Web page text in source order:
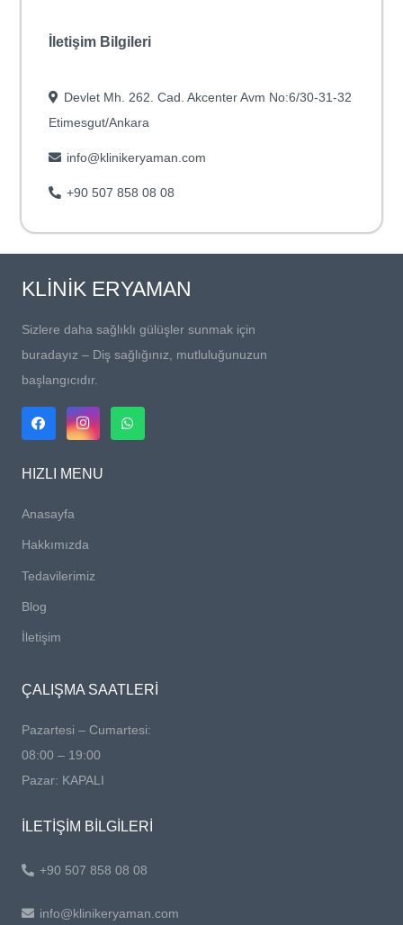
İletişim Bilgileri
Devlet Mh. 262. Cad. Akcenter Avm No:6/30-31-32
Etimesgut/Ankara
info@klinikeryaman.com
+90 507 858 08 08
KLİNİK ERYAMAN
Sizlere daha sağlıklı gülüşler sunmak için
buradayız – Diş sağlığınız, mutluluğunuzun
başlangıcıdır.
HIZLI MENU
Anasayfa
Hakkımızda
Tedavilerimiz
Blog
İletişim
ÇALIŞMA SAATLERİ
Pazartesi – Cumartesi:
08:00 – 19:00
Pazar: KAPALI
İLETİŞİM BİLGİLERİ
+90 507 858 08 08
info@klinikeryaman.com